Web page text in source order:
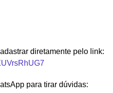
diretamente pelo link:
para tirar dúvidas: